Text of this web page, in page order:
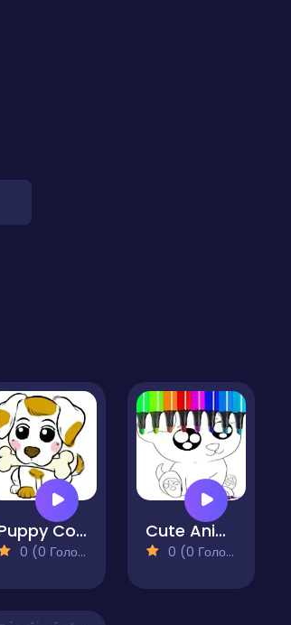
Puppy Coloring Book
0 (0 Голосів)
Cute Anime Animals Coloring Pages
0 (0 Голосів)